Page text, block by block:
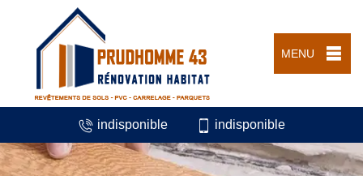
MENU
indisponible indisponible